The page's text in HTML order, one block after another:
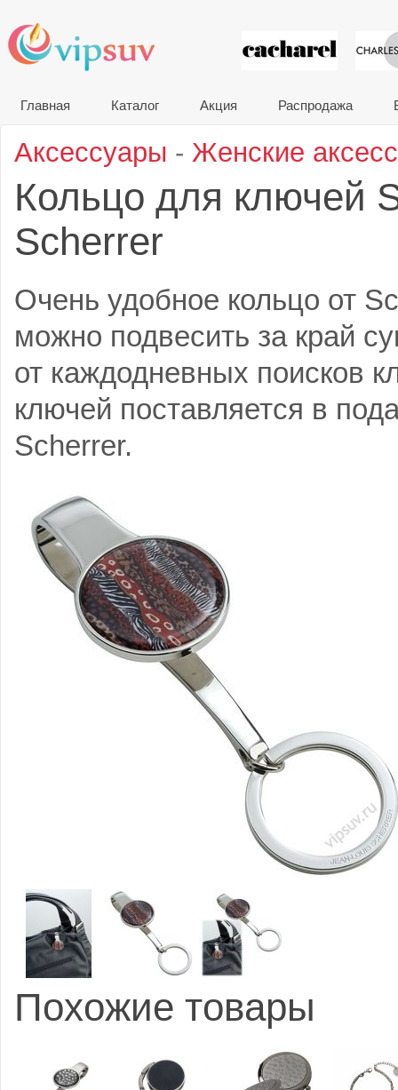
VIP
Главная Каталог Акция Распродажа
Аксессуары - Женские
Кольцо для ключей
Scherrer
Очень удобное кольцо от
можно подвесить за край
от каждодневных поисков
ключей поставляется в
Scherrer.
Похожие товары